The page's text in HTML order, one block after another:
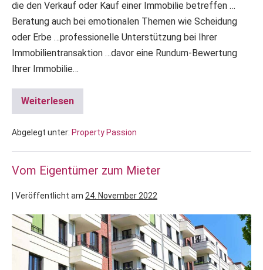
die den Verkauf oder Kauf einer Immobilie betreffen …
Beratung auch bei emotionalen Themen wie Scheidung
oder Erbe …professionelle Unterstützung bei Ihrer
Immobilientransaktion …davor eine Rundum-Bewertung
Ihrer Immobilie…
Weiterlesen
Abgelegt unter: Property Passion
Vom Eigentümer zum Mieter
Veröffentlicht am 24. November 2022